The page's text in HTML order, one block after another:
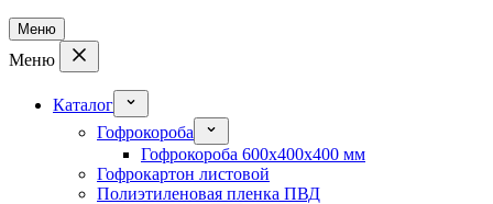
Меню
Меню
Каталог
Гофрокороба
Гофрокороба 600x400x400 мм
Гофрокартон листовой
Полиэтиленовая пленка ПВД